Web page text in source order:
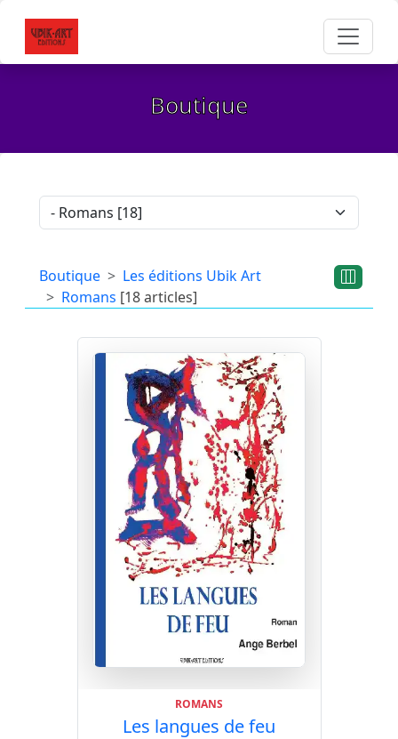
Boutique
Boutique
Les éditions Ubik Art
Romans [18 articles]
ROMANS
Les langues de feu